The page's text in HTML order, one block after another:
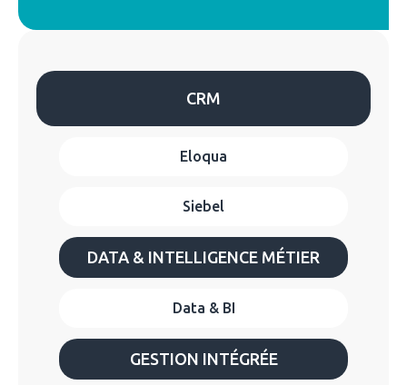
CRM
Eloqua
Siebel
DATA & INTELLIGENCE MÉTIER
Data & BI
GESTION INTÉGRÉE